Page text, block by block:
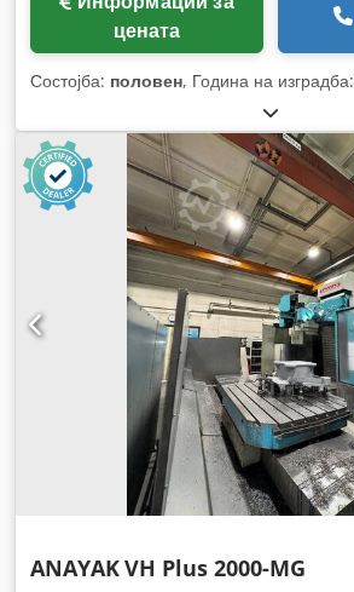
цената
Состојба: половен, Година на изградба:
ANAYAKVH Plus 2000-MG